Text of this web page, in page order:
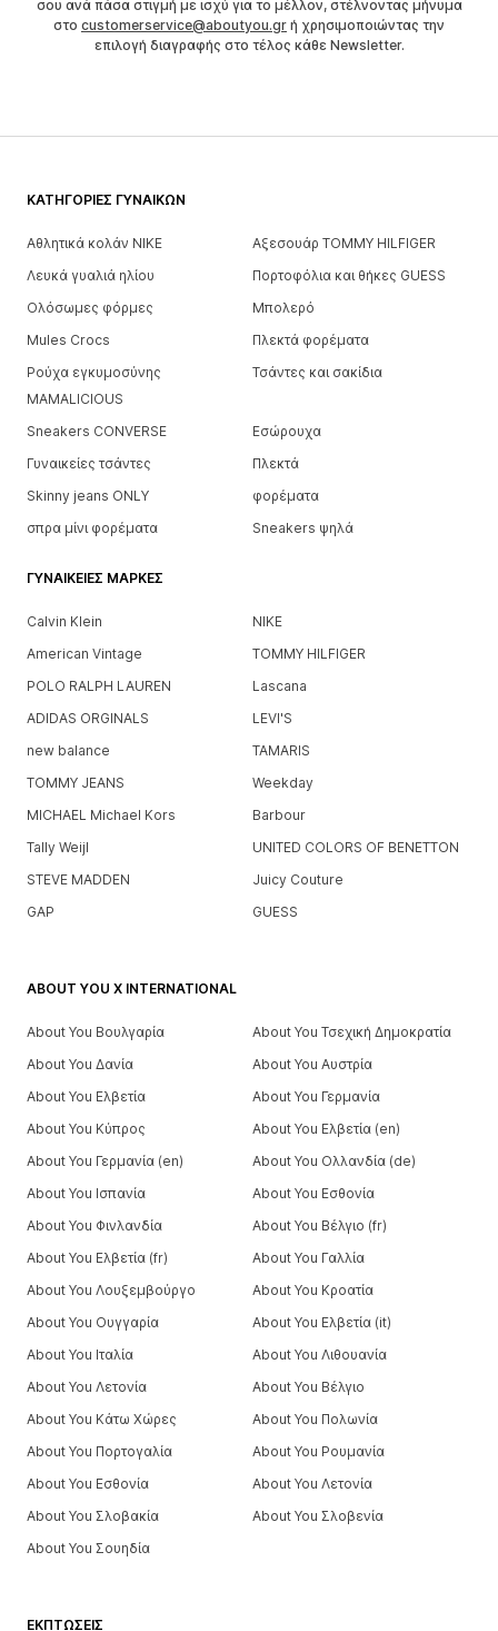
σου ανά πάσα στιγμή με ισχύ για το μέλλον, στέλνοντας μήνυμα
στο customerservice@aboutyou.gr ή χρησιμοποιώντας την
επιλογή διαγραφής στο τέλος κάθε Newsletter.
ΚΑΤΗΓΟΡΊΕΣ ΓΥΝΑΙΚΏΝ
Αθλητικά κολάν NIKE
Αξεσουάρ TOMMY HILFIGER
Λευκά γυαλιά ηλίου
Πορτοφόλια και θήκες GUESS
Ολόσωμες φόρμες
Μπολερό
Mules Crocs
Πλεκτά φορέματα
Ρούχα εγκυμοσύνης
MAMALICIOUS
Τσάντες και σακίδια
Sneakers CONVERSE
Εσώρουχα
Γυναικείες τσάντες
Πλεκτά
Skinny jeans ONLY
φορέματα
σπρα μίνι φορέματα
Sneakers ψηλά
ΓΥΝΑΙΚΕΊΕΣ ΜΆΡΚΕΣ
Calvin Klein
NIKE
American Vintage
TOMMY HILFIGER
POLO RALPH LAUREN
Lascana
ADIDAS ORGINALS
LEVI'S
new balance
TAMARIS
TOMMY JEANS
Weekday
MICHAEL Michael Kors
Barbour
Tally Weijl
UNITED COLORS OF BENETTON
STEVE MADDEN
Juicy Couture
GAP
GUESS
ΕΚΠΤΏΣΕΙΣ
ABOUT YOU X INTERNATIONAL
About You Βουλγαρία
About You Τσεχική Δημοκρατία
About You Δανία
About You Αυστρία
About You Ελβετία
About You Γερμανία
About You Κύπρος
About You Ελβετία (en)
About You Γερμανία (en)
About You Ολλανδία (de)
About You Ισπανία
About You Εσθονία
About You Φινλανδία
About You Βέλγιο (fr)
About You Ελβετία (fr)
About You Γαλλία
About You Λουξεμβούργο
About You Κροατία
About You Ουγγαρία
About You Ελβετία (it)
About You Ιταλία
About You Λιθουανία
About You Λετονία
About You Βέλγιο
About You Κάτω Χώρες
About You Πολωνία
About You Πορτογαλία
About You Ρουμανία
About You Εσθονία
About You Λετονία
About You Σλοβακία
About You Σλοβενία
About You Σουηδία